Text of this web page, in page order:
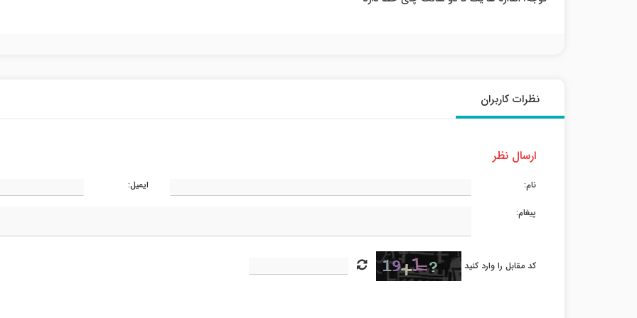
نظرات کاربران
ارسال نظر
نام: ایمیل:
پیغام:
کد مقابل را وارد کنید